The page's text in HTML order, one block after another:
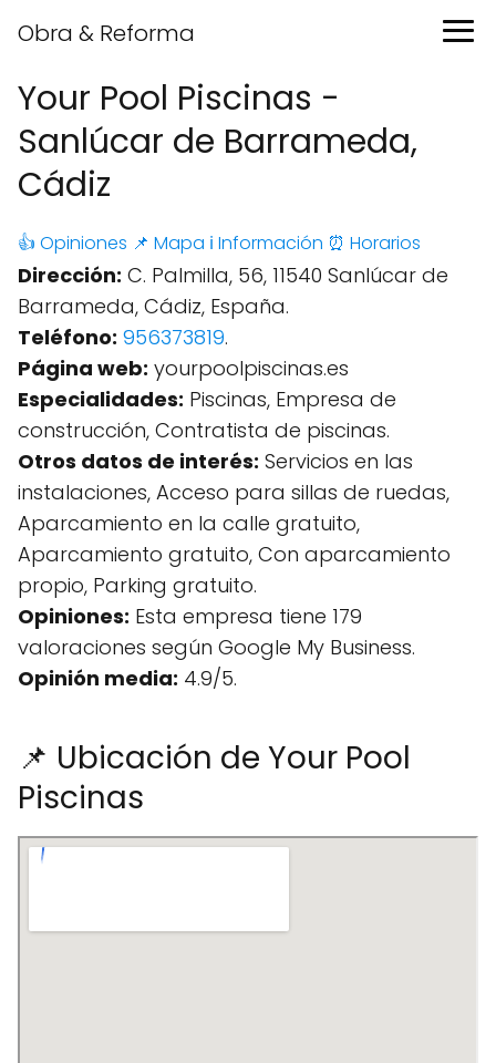
Obra & Reforma
Your Pool Piscinas -
Sanlúcar de Barrameda,
Cádiz
👍 Opiniones 📌 Mapa ℹ️ Información ⏰ Horarios
Dirección: C. Palmilla, 56, 11540 Sanlúcar de
Barrameda, Cádiz, España.
Teléfono: 956373819.
Página web: yourpoolpiscinas.es
Especialidades: Piscinas, Empresa de
construcción, Contratista de piscinas.
Otros datos de interés: Servicios en las
instalaciones, Acceso para sillas de ruedas,
Aparcamiento en la calle gratuito,
Aparcamiento gratuito, Con aparcamiento
propio, Parking gratuito.
Opiniones: Esta empresa tiene 179
valoraciones según Google My Business.
Opinión media: 4.9/5.
📌 Ubicación de Your Pool
Piscinas